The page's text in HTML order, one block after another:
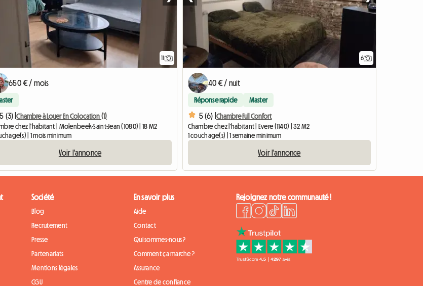
11
650 € / mois
5 (3) |Chambre à Louer En Colocation (1)
chez l'habitant | Molenbeek-Saint-Jean (1080) | 18 M2
| 1 mois minimum
Voir l'annonce
6
40 € / nuit
Réponse rapide Master
5 (6) | Chambre Full Confort
Chambre chez l'habitant | Evere (1140) | 32 M2
1 couchage(s) | 1 semaine minimum
Voir l'annonce
Société
Blog
Recrutement
Presse
Partenariats
Mentions légales
CGU
En savoir plus
Aide
Contact
Qui sommes-nous ?
Comment ça marche ?
Assurance
Centre de confiance
Rejoignez notre communauté !